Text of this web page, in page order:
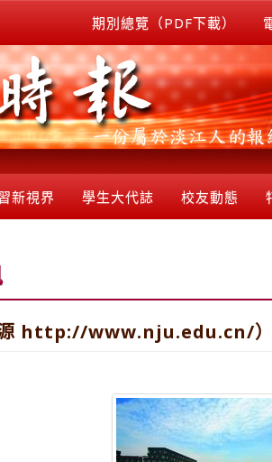
期別總覽（PDF下載）
新視界 學生大代誌 校友動態
源 http://www.nju.edu.cn/）